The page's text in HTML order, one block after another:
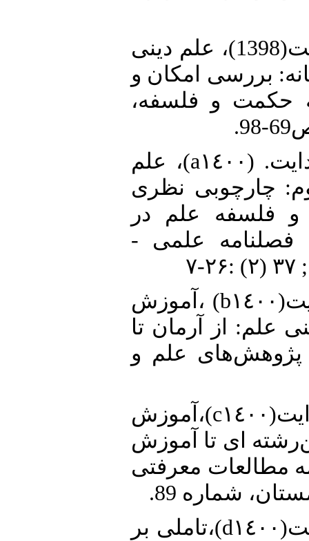
10. • سجادی، سیدهدایت(1398)، علم دینی
بررسی امکان و
حکمت و فلسفه،
11. • سجادی، سید هدایت. (a١٤٠٠)، علم
چارچوبی نظری
و فلسفه علم در
فصلنامه علمی -
12. • سجادی، سیدهدایت(b١٤٠٠) ،آموزش
علم: از آرمان تا
پژوهش‌های علم و
13. • سجادی، سیدهدایت(c١٤٠٠)،آموزش
ای تا آموزش
مطالعات معرفتی
شماره 89.
14. • سجادی، سیدهدایت(d١٤٠٠)،تاملی بر